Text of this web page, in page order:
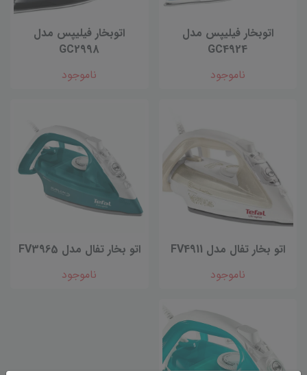
اتوبخار فیلیپس مدل
GC4924
ناموجود
اتوبخار فیلیپس مدل
GC2998
ناموجود
اتو بخار تفال مدل FV4911
ناموجود
اتو بخار تفال مدل FV3965
ناموجود